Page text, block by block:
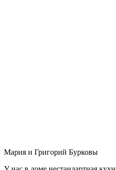
Мария и Григорий Бурковы